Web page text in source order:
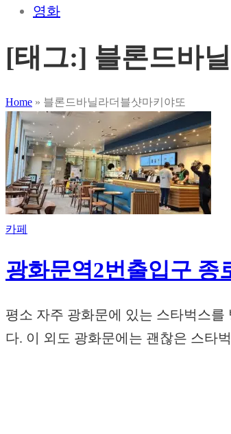
영화
[태그:] 블론드바
Home » 블론드바닐라더블샷마키야또
카페
광화문역2번출입구 종
평소 자주 광화문에 있는 스타벅스
다. 이 외도 광화문에는 괜찮은 스타